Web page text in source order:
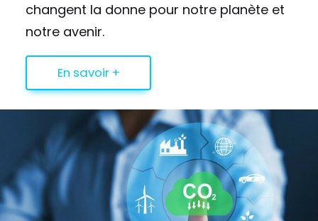
changent la donne pour notre planète et
notre avenir.
En savoir +